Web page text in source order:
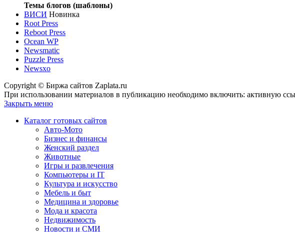
Темы блогов (шаблоны)
ВИСИ Новинка
Root Press
Reboot Press
Ocean WP
Newsmatic
Puzzle Press
Newsxo
Copyright © Биржа сайтов Zaplata.ru
При использовании материалов в публикацию необходимо включить: активную
Закрыть меню
Каталог готовых сайтов
Авто-Мото
Бизнес и финансы
Женский раздел
Животные
Игры и развлечения
Компьютеры и IT
Культура и искусство
Мебель и быт
Медицина и здоровье
Мода и красота
Недвижимость
Новости и СМИ